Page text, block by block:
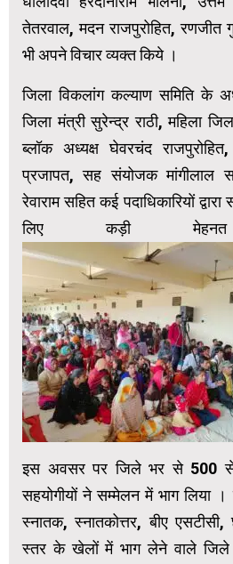
तेतरवाल, मदन राजपुरोहित,
भी अपने विचार व्यक्त किये ।
जिला विकलांग कल्याण समिति के
जिला मंत्री सुरेन्द्र राठी, महिला
ब्लॉक अध्यक्ष घेवरचंद
प्रजापत, सह संयोजक मांगीलाल
रेवाराम सहित कई पदाधिकारियों
लिए कड़ी
इस अवसर पर जिले भर से 500 से
सहयोगीयों ने सम्मेलन में भाग लिया ।
स्नातक, स्नातकोत्तर, बीए एसटीसी,
स्तर के खेलों में भाग लेने वाले जिले